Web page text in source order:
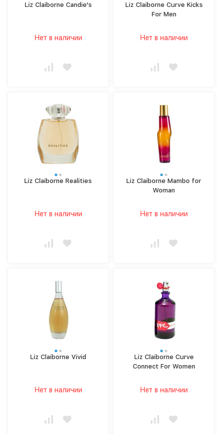
Liz Claiborne Candie's
Нет в наличии
Liz Claiborne Curve Kicks
For Men
Нет в наличии
Liz Claiborne Realities
Нет в наличии
Liz Claiborne Mambo for
Woman
Нет в наличии
Liz Claiborne Vivid
Нет в наличии
Liz Claiborne Curve
Connect For Women
Нет в наличии